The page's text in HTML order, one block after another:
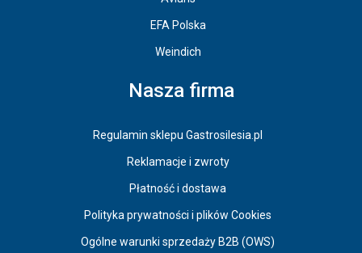
EFA Polska
Weindich
Nasza firma
Regulamin sklepu Gastrosilesia.pl
Reklamacje i zwroty
Płatność i dostawa
Polityka prywatności i plików Cookies
Ogólne warunki sprzedaży B2B (OWS)